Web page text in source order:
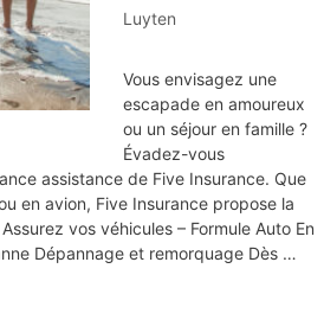
Luyten
Vous envisagez une
escapade en amoureux
ou un séjour en famille ?
Évadez-vous
assistance de Five Insurance. Que
en avion, Five Insurance propose la
vos véhicules – Formule Auto En
Dépannage et remorquage Dès …